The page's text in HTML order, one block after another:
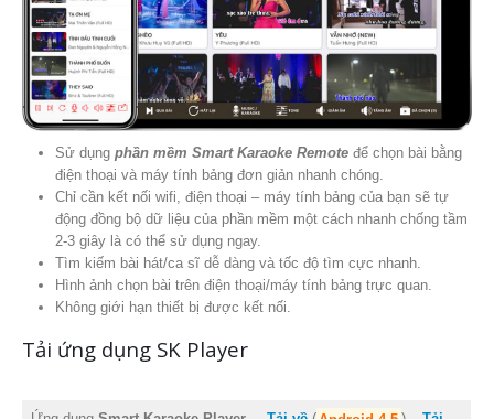
Sử dụng phần mềm Smart Karaoke Remoteđể chọn bài bằng
điện thoại và máy tính bảng đơn giản nhanh chóng.
Chỉ cần kết nối wifi, điện thoại – máy tính bảng của bạn sẽ tự
động đồng bộ dữ liệu của phần mềm một cách nhanh chống tầm
2-3 giây là có thể sử dụng ngay.
Tìm kiếm bài hát/ca sĩ dễ dàng và tốc độ tìm cực nhanh.
Hình ảnh chọn bài trên điện thoại/máy tính bảng trực quan.
Không giới hạn thiết bị được kết nối.
Tải ứng dụng SK Player